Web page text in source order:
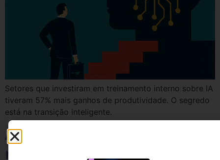
Setores que investiram em treinamento interno sobre IA
tiveram 57% mais ganhos de produtividade. O segredo
está na transição inteligente.
Atendimento sem espera: a
revolução da automação